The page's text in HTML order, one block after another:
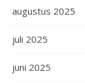
augustus 2025
juli 2025
juni 2025